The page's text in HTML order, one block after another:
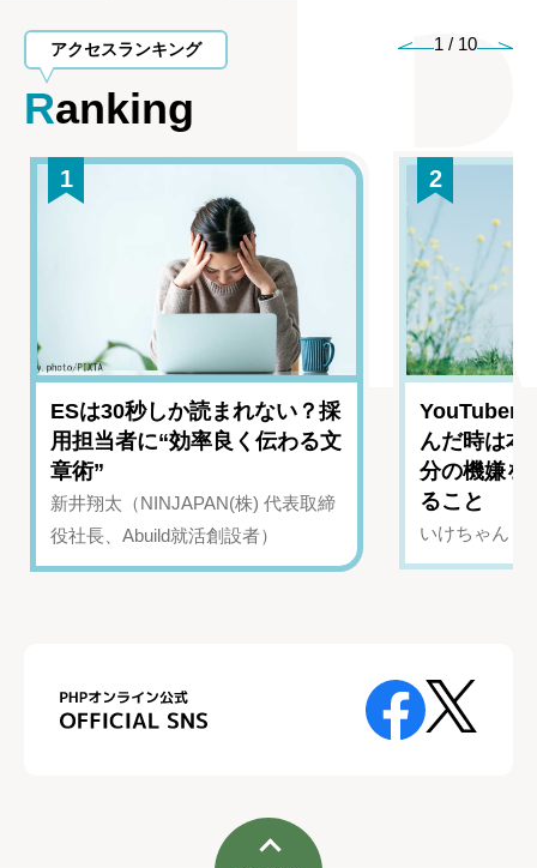
アクセスランキング
Ranking
1 / 10
1
ESは30秒しか読まれない？採
用担当者に“効率良く伝わる文
章術”
新井翔太（NINJAPAN(株) 代表取締
役社長、Abuild就活創設者）
2
YouTuber
んだ時は
分の機嫌を
ること
いけちゃん（